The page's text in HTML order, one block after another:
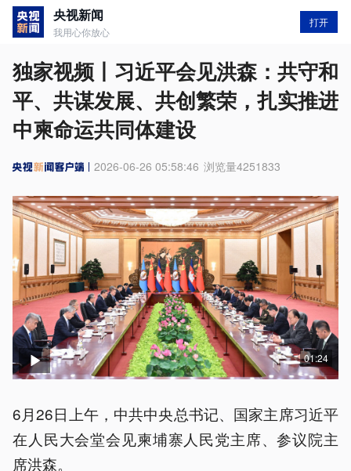
央视新闻
我用心你放心
打开
独家视频丨习近平会见洪森：共守和
平、共谋发展、共创繁荣，扎实推进
中柬命运共同体建设
2026-06-26 05:58:46 浏览量4251833
01:24
6月26日上午，中共中央总书记、国家主席习近平
在人民大会堂会见柬埔寨人民党主席、参议院主
席洪森。